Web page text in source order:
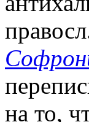
на то,